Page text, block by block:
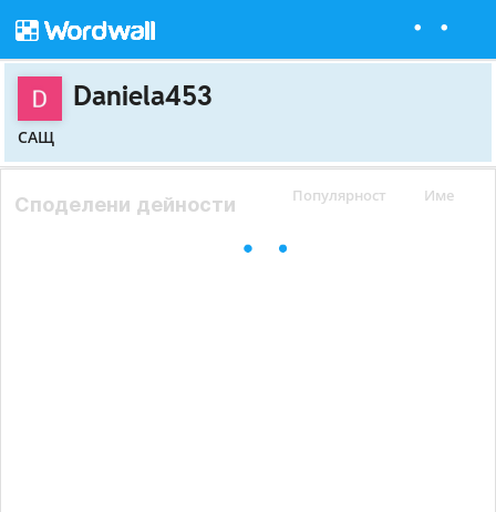
Daniela453
САЩ
Популярност Име
Споделени дейности